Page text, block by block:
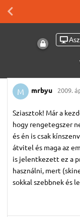
M mrbyu 2009.
Sziasztok! Már a
hogy rengetegszer
és én is csak
átvitel és maga az
is jelentkezett ez a
használni, mert
sokkal szebbnek és